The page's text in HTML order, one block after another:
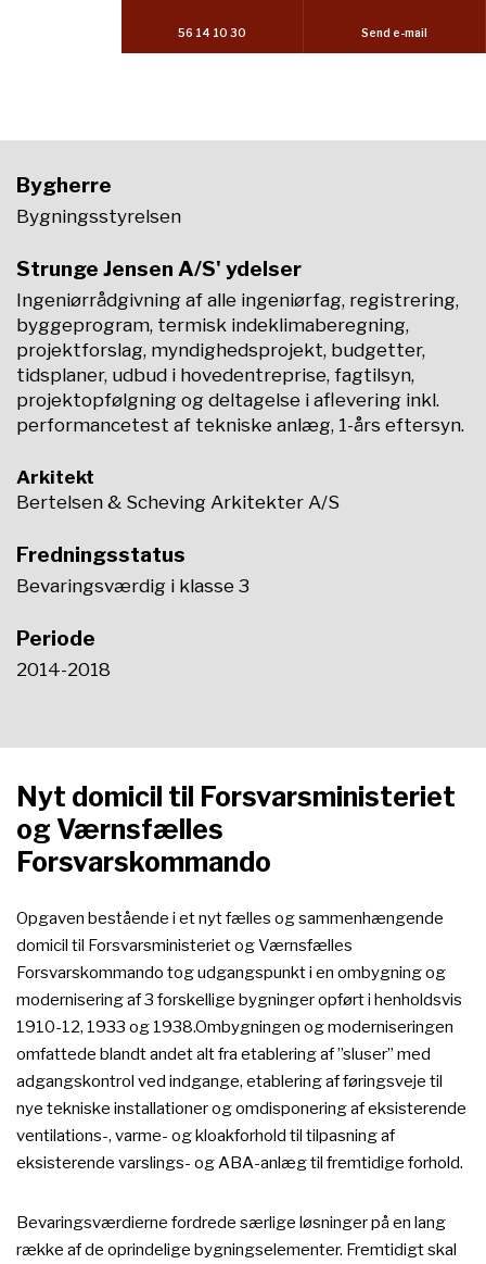
Bygherre
Bygningsstyrelsen
Strunge Jensen A/S' ydelser
Ingeniørrådgivning af alle ingeniørfag, registrering,
byggeprogram, termisk indeklimaberegning,
projektforslag, myndighedsprojekt, budgetter,
tidsplaner, udbud i hovedentreprise, fagtilsyn,
projektopfølgning og deltagelse i aflevering inkl.
performancetest af tekniske anlæg, 1-års eftersyn.
Arkitekt
Bertelsen & Scheving Arkitekter A/S
Fredningsstatus
Bevaringsværdig i klasse 3
Periode
2014-2018
Nyt domicil til Forsvarsministeriet
og Værnsfælles
Forsvarskommando
Opgaven bestående i et nyt fælles og sammenhængende
domicil til Forsvarsministeriet og Værnsfælles
Forsvarskommando tog udgangspunkt i en ombygning og
modernisering af 3 forskellige bygninger opført i henholdsvis
1910-12, 1933 og 1938.​Ombygningen og moderniseringen
omfattede blandt andet alt fra etablering af ”sluser” med
adgangskontrol ved indgange, etablering af føringsveje til
nye tekniske installationer og omdisponering af eksisterende
ventilations-, varme- og kloakforhold til tilpasning af
eksisterende varslings- og ABA-anlæg til fremtidige forhold.
Bevaringsværdierne fordrede særlige løsninger på en lang
række af de oprindelige bygningselementer. Fremtidigt skal
56 14 10 30 Send e-mail